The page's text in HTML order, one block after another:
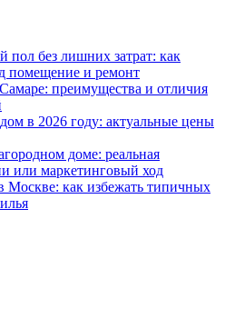
пол без лишних затрат: как
помещение и ремонт
преимущества и отличия
в 2026 году: актуальные цены
доме: реальная
или маркетинговый ход
Москве: как избежать типичных